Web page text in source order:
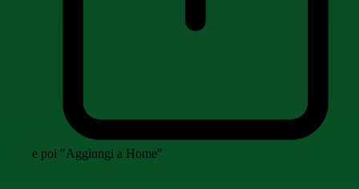
e poi "Aggiungi a Home"